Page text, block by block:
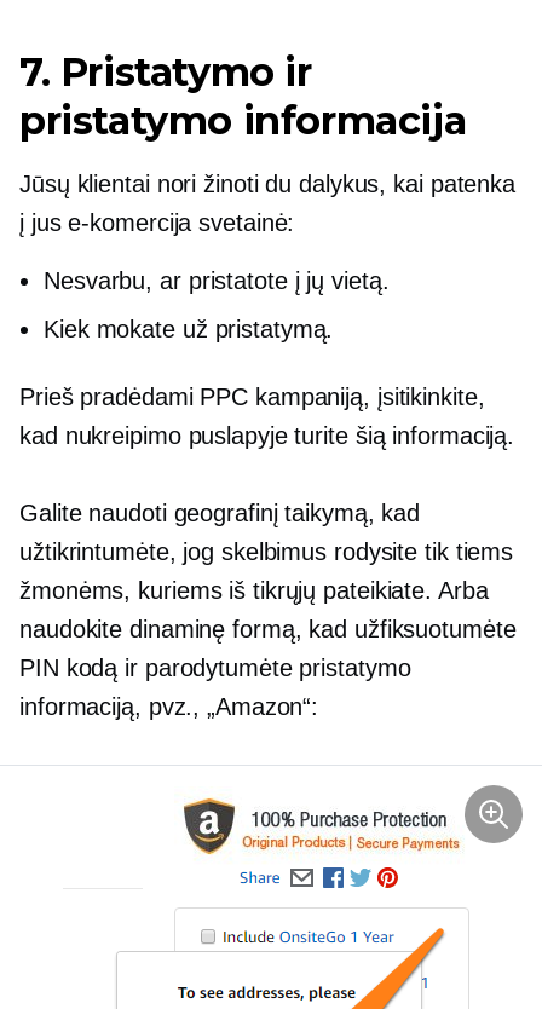
7. Pristatymo ir
pristatymo informacija
Jūsų klientai nori žinoti du dalykus, kai patenka
į juse-komercija svetainė:
Nesvarbu, ar pristatote į jų vietą.
Kiek mokate už pristatymą.
Prieš pradėdami PPC kampaniją, įsitikinkite,
kad nukreipimo puslapyje turite šią informaciją.
Galite naudoti geografinį taikymą, kad
užtikrintumėte, jog skelbimus rodysite tik tiems
žmonėms, kuriems iš tikrųjų pateikiate. Arba
naudokite dinaminę formą, kad užfiksuotumėte
PIN kodą ir parodytumėte pristatymo
informaciją, pvz., „Amazon“: